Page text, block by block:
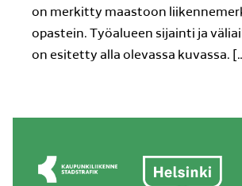
on merkitty maastoon
opastein. Työalueen sijainti ja
on esitetty alla olevassa kuvassa.